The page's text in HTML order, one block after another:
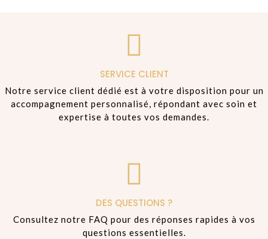
SERVICE CLIENT
Notre service client dédié est à votre disposition pour un
accompagnement personnalisé, répondant avec soin et
expertise à toutes vos demandes.
DES QUESTIONS ?
Consultez notre FAQ pour des réponses rapides à vos
questions essentielles.